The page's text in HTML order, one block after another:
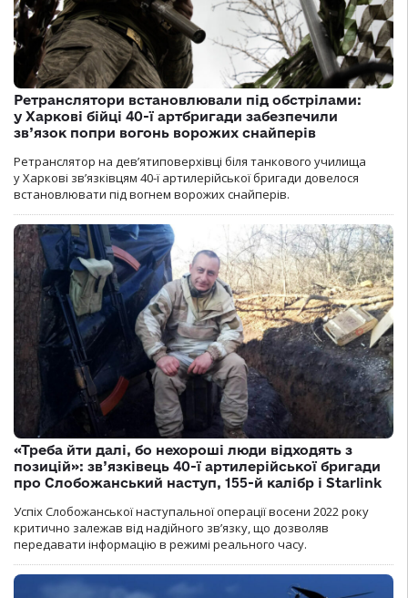
Ретранслятори встановлювали під обстрілами:
у Харкові бійці 40-ї артбригади забезпечили
зв’язок попри вогонь ворожих снайперів
Ретранслятор на дев’ятиповерхівці біля танкового училища
у Харкові зв’язківцям 40-ї артилерійської бригади довелося
встановлювати під вогнем ворожих снайперів.
«Треба йти далі, бо нехороші люди відходять з
позицій»: зв’язківець 40-ї артилерійської бригади
про Слобожанський наступ, 155-й калібр і Starlink
Успіх Слобожанської наступальної операції восени 2022 року
критично залежав від надійного зв’язку, що дозволяв
передавати інформацію в режимі реального часу.